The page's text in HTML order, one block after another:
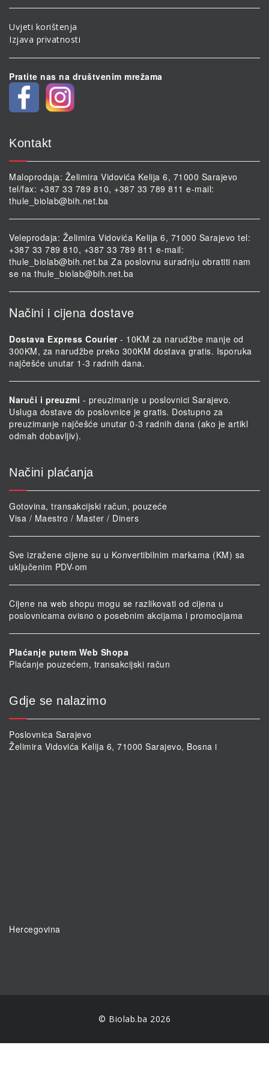
Uvjeti korištenja
Izjava privatnosti
Pratite nas na društvenim mrežama
Kontakt
Maloprodaja: Želimira Vidovića Kelija 6, 71000 Sarajevo
tel/fax: +387 33 789 810, +387 33 789 811 e-mail:
thule_biolab@bih.net.ba
Veleprodaja: Želimira Vidovića Kelija 6, 71000 Sarajevo tel:
+387 33 789 810, +387 33 789 811 e-mail:
thule_biolab@bih.net.ba Za poslovnu suradnju obratiti nam
se na thule_biolab@bih.net.ba
Načini i cijena dostave
Dostava Express Courier- 10KM za narudžbe manje od
300KM, za narudžbe preko 300KM dostava gratis. Isporuka
najčešće unutar 1-3 radnih dana.
Naruči i preuzmi - preuzimanje u poslovnici Sarajevo.
Usluga dostave do poslovnice je gratis. Dostupno za
preuzimanje najčešće unutar 0-3 radnih dana (ako je artikl
odmah dobavljiv).
Načini plaćanja
Gotovina, transakcijski račun, pouzeće
Visa / Maestro / Master / Diners
Sve izražene cijene su u Konvertibilnim markama (KM) sa
uključenim PDV-om
Cijene na web shopu mogu se razlikovati od cijena u
poslovnicama ovisno o posebnim akcijama i promocijama
Plaćanje putem Web Shopa
Plaćanje pouzećem, transakcijski račun
Gdje se nalazimo
Poslovnica Sarajevo
Želimira Vidovića Kelija 6, 71000 Sarajevo, Bosna i
Hercegovina
© Biolab.ba 2026